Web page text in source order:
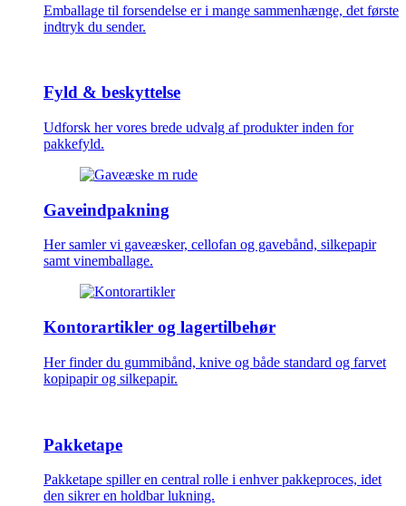
Emballage til forsendelse er i mange sammenhænge, det første
indtryk du sender.
Fyld & beskyttelse
Udforsk her vores brede udvalg af produkter inden for
pakkefyld.
Gaveindpakning
Her samler vi gaveæsker, cellofan og gavebånd, silkepapir
samt vinemballage.
Kontorartikler og lagertilbehør
Her finder du gummibånd, knive og både standard og farvet
kopipapir og silkepapir.
Pakketape
Pakketape spiller en central rolle i enhver pakkeproces, idet
den sikrer en holdbar lukning.